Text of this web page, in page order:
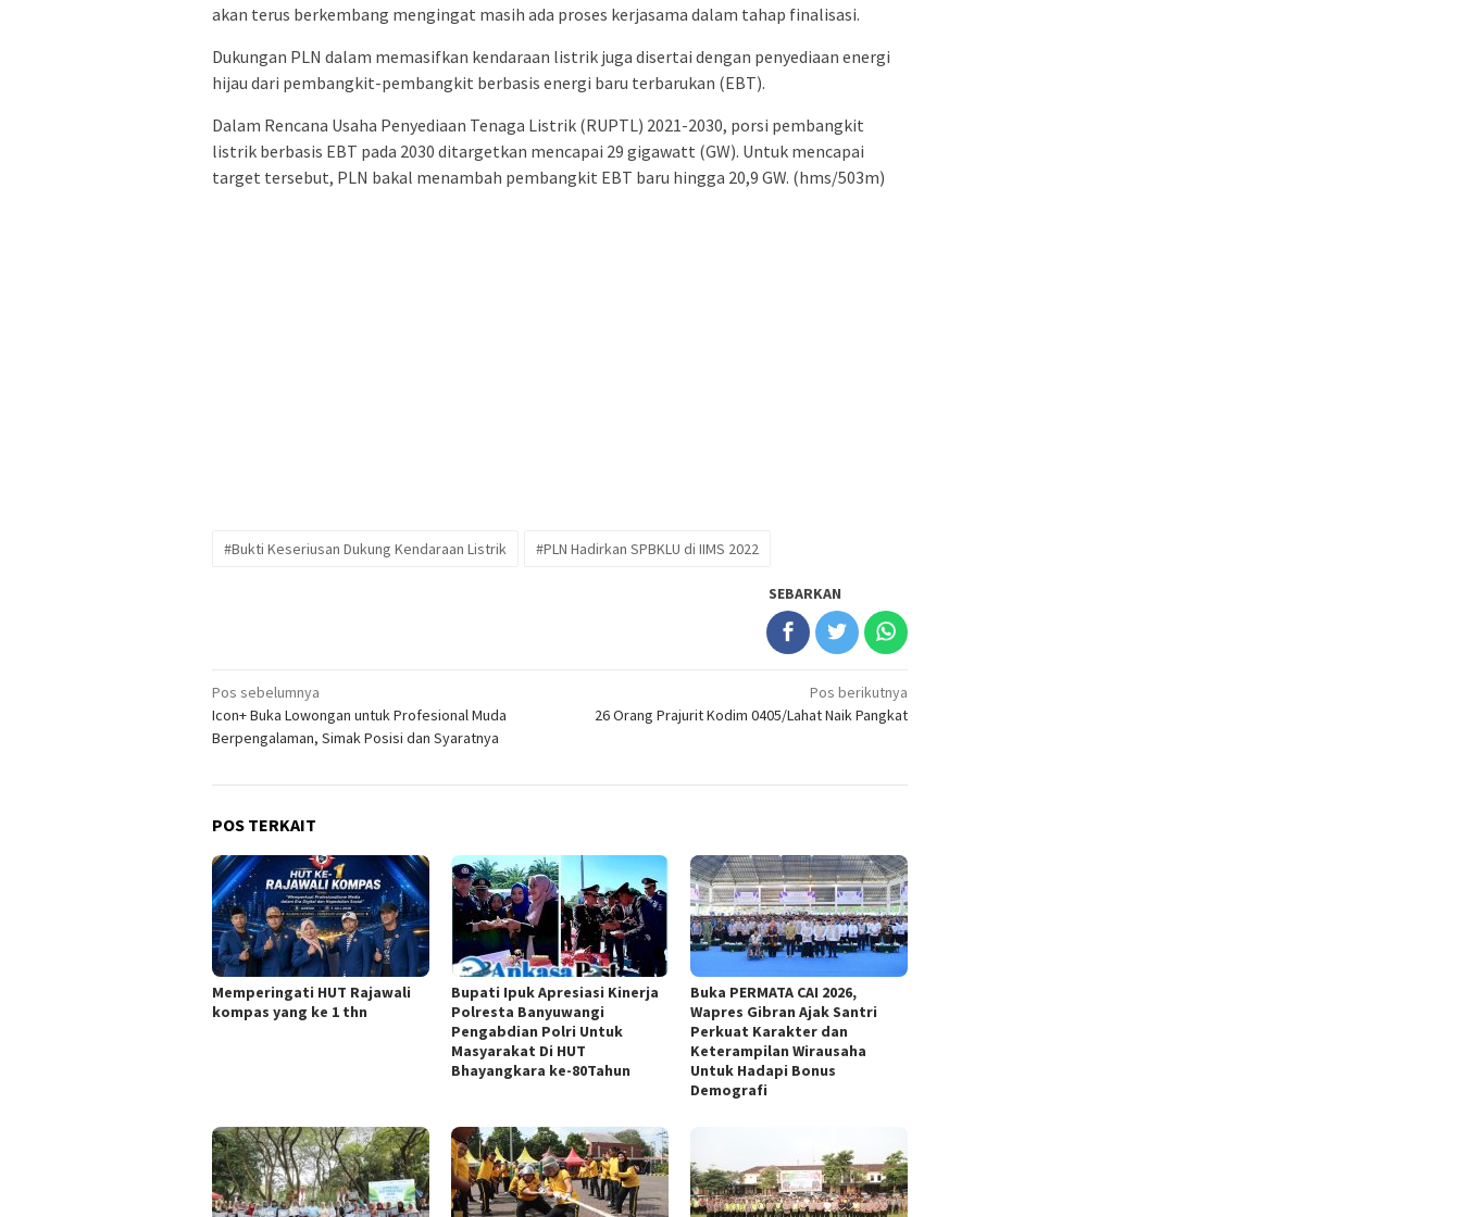
akan terus berkembang mengingat masih ada proses kerjasama dalam tahap finalisasi.
Dukungan PLN dalam memasifkan kendaraan listrik juga disertai dengan penyediaan energi
hijau dari pembangkit-pembangkit berbasis energi baru terbarukan (EBT).
Dalam Rencana Usaha Penyediaan Tenaga Listrik (RUPTL) 2021-2030, porsi pembangkit
listrik berbasis EBT pada 2030 ditargetkan mencapai 29 gigawatt (GW). Untuk mencapai
target tersebut, PLN bakal menambah pembangkit EBT baru hingga 20,9 GW. (hms/503m)
#Bukti Keseriusan Dukung Kendaraan Listrik #PLN Hadirkan SPBKLU di IIMS 2022
SEBARKAN
Navigasi
pos
Pos sebelumnya
Icon+ Buka Lowongan untuk Profesional Muda
Berpengalaman, Simak Posisi dan Syaratnya
Pos berikutnya
26 Orang Prajurit Kodim 0405/Lahat Naik Pangkat
POS TERKAIT
Memperingati HUT Rajawali
kompas yang ke 1 thn
Bupati Ipuk Apresiasi Kinerja
Polresta Banyuwangi
Pengabdian Polri Untuk
Masyarakat Di HUT
Bhayangkara ke-80Tahun
Buka PERMATA CAI 2026,
Wapres Gibran Ajak Santri
Perkuat Karakter dan
Keterampilan Wirausaha
Untuk Hadapi Bonus
Demografi